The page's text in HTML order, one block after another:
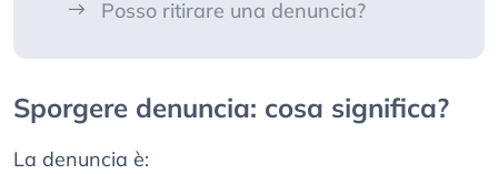
Posso ritirare una denuncia?
Sporgere denuncia: cosa significa?
La denuncia è: